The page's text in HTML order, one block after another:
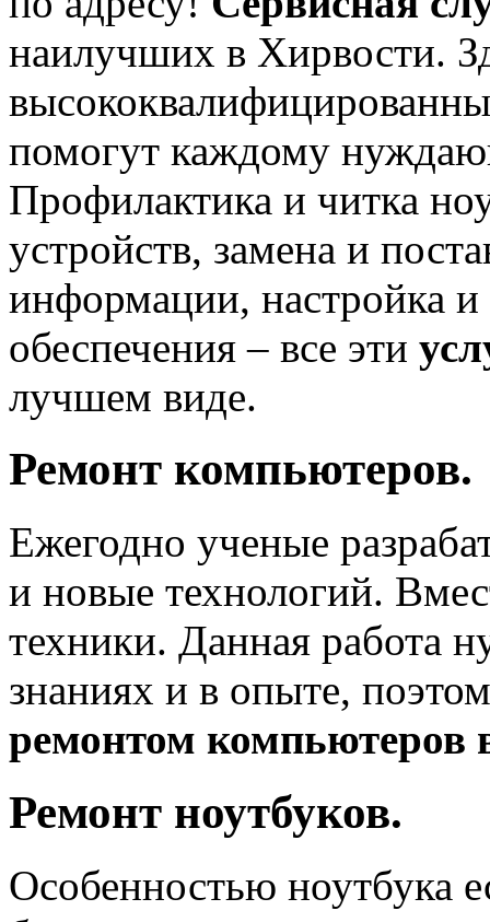
наилучших в Хирвости.
помогут каждому
Профилактика и читка
устройств, замена и
информации, настройка
обеспечения – все эти
лучшем виде.
Ремонт компьютеров.
Ежегодно ученые
и новые технологий.
техники. Данная работа
знаниях и в опыте,
ремонтом компьютеров
Ремонт ноутбуков.
Особенностью ноутбука